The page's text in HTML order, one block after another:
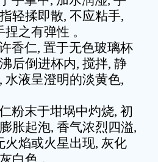
轻揉即散, 不应粘手,
之有弹性 。
香仁, 置于无色玻璃杯
后倒进杯内, 搅拌, 静
水液呈澄明的淡黄色,
粉末于坩埚中灼烧, 初
胀起泡, 香气浓烈四溢,
火焰或火星出现, 灰化
白色 。